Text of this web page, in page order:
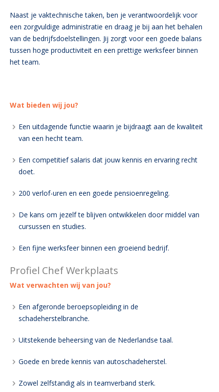
Naast je vaktechnische taken, ben je verantwoordelijk voor
een zorgvuldige administratie en draag je bij aan het behalen
van de bedrijfsdoelstellingen. Jij zorgt voor een goede balans
tussen hoge productiviteit en een prettige werksfeer binnen
het team.
Wat bieden wij jou?
Een uitdagende functie waarin je bijdraagt aan de kwaliteit
van een hecht team.
Een competitief salaris dat jouw kennis en ervaring recht
doet.
200 verlof-uren en een goede pensioenregeling.
De kans om jezelf te blijven ontwikkelen door middel van
cursussen en studies.
Een fijne werksfeer binnen een groeiend bedrijf.
Profiel Chef Werkplaats
Wat verwachten wij van jou?
Een afgeronde beroepsopleiding in de
schadeherstelbranche.
Uitstekende beheersing van de Nederlandse taal.
Goede en brede kennis van autoschadeherstel.
Zowel zelfstandig als in teamverband sterk.